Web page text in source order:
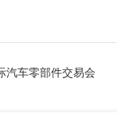
汽车零部件交易会